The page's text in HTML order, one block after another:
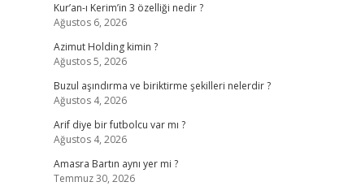
Kur’an-ı Kerim’in 3 özelliği nedir ?
Ağustos 6, 2026
Azimut Holding kimin ?
Ağustos 5, 2026
Buzul aşındırma ve biriktirme şekilleri nelerdir ?
Ağustos 4, 2026
Arif diye bir futbolcu var mı ?
Ağustos 4, 2026
Amasra Bartın aynı yer mi ?
Temmuz 30, 2026